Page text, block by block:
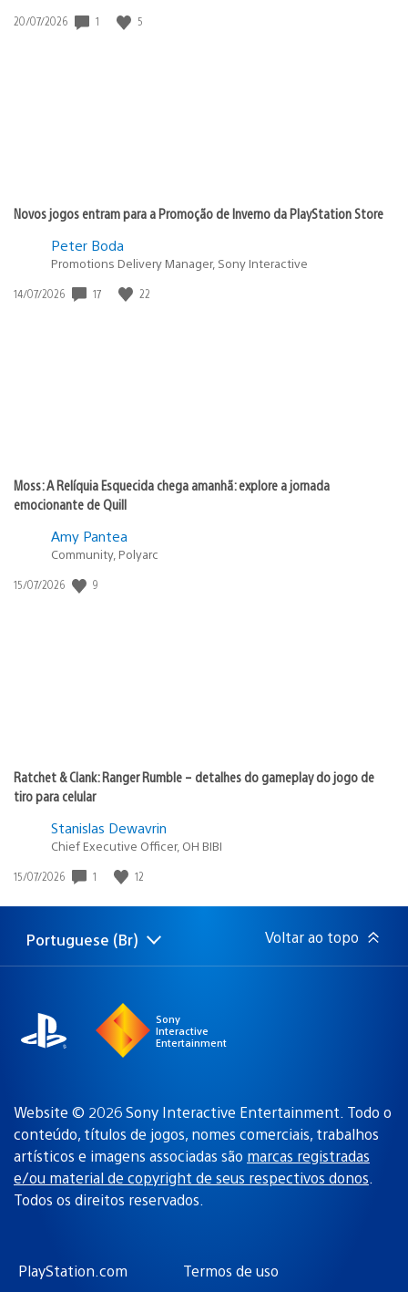
Data
20/07/2026 1 5
Novos jogos entram para a Promoção de Inverno da PlayStation Store
Peter Boda
Promotions Delivery Manager, Sony Interactive
Data
14/07/2026 17 22
Moss: A Relíquia Esquecida chega amanhã: explore a jornada
emocionante de Quill
Amy Pantea
Community, Polyarc
Data
15/07/2026 9
Ratchet & Clank: Ranger Rumble – detalhes do gameplay do jogo de
tiro para celular
Stanislas Dewavrin
Chief Executive Officer, OH BIBI
Data
publicação:
15/07/2026 1 12
Selecione
Região
Portuguese (Br) Voltar ao topo
Sony
Interactive
Entertainment
Website © 2026 Sony Interactive Entertainment. Todo o
conteúdo, títulos de jogos, nomes comerciais, trabalhos
artísticos e imagens associadas são marcas registradas
e/ou material de copyright de seus respectivos donos.
Todos os direitos reservados.
PlayStation.com Termos de uso